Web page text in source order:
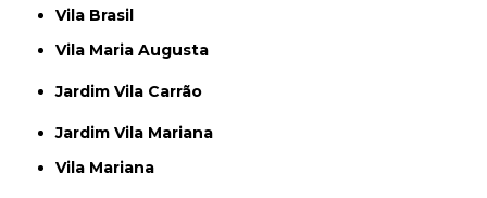
Vila Brasil
Vila Maria Augusta
Jardim Vila Carrão
Jardim Vila Mariana
Vila Mariana